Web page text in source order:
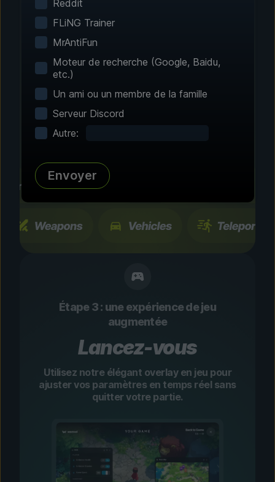
Étape 2 : choix des fonctionnalités
Personnalisez votre
Parcourez des centaines d’améliorations et de
fonctionnalités testées par la communauté.
Tous les changements sont temporaires. Vous
pouvez les activer ou les désactiver
Étape 3 : une expérience de jeu
augmentée
Lancez-vous
Utilisez notre élégant overlay en jeu pour
ajuster vos paramètres en temps réel sans
quitter votre partie.
Reddit
FLiNG Trainer
MrAntiFun
Moteur de recherche (Google, Baidu,
etc.)
Un ami ou un membre de la famille
Serveur Discord
Autre:
Envoyer